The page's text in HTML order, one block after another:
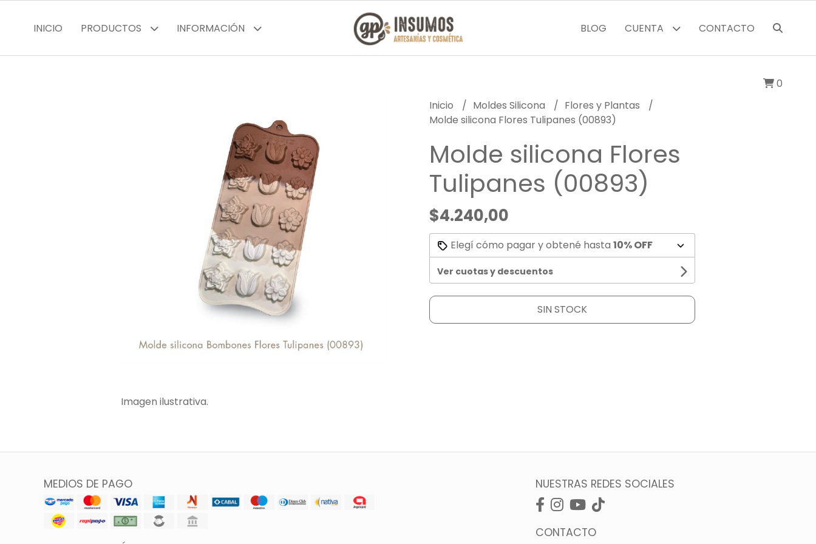
INICIO PRODUCTOS INFORMACIÓN BLOG CUENTA CONTACTO
0
Imagen ilustrativa.
Inicio Moldes Silicona
Flores y Plantas
Molde silicona Flores Tulipanes (00893)
Molde silicona Flores
Tulipanes (00893)
$4.240,00
Elegí cómo pagar y obtené hasta 10% OFF
Ver cuotas y descuentos
SIN STOCK
MEDIOS DE PAGO NUESTRAS REDES SOCIALES
CONTACTO